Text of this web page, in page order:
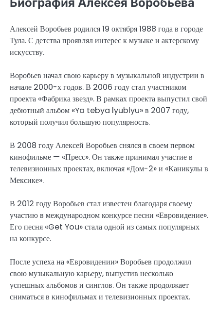
Алексей Воробьев родился 19 октября 1988 года в городе
Тула. С детства проявлял интерес к музыке и актерскому
искусству.
Воробьев начал свою карьеру в музыкальной индустрии в
начале 2000-х годов. В 2006 году стал участником
проекта «Фабрика звезд». В рамках проекта выпустил свой
дебютный альбом «Ya tebya lyublyu» в 2007 году,
который получил большую популярность.
В 2008 году Алексей Воробьев снялся в своем первом
кинофильме — «Пресс». Он также принимал участие в
телевизионных проектах, включая «Дом-2» и «Каникулы в
Мексике».
В 2012 году Воробьев стал известен благодаря своему
участию в международном конкурсе песни «Евровидение».
Его песня «Get You» стала одной из самых популярных
на конкурсе.
После успеха на «Евровидении» Воробьев продолжил
свою музыкальную карьеру, выпустив несколько
успешных альбомов и синглов. Он также продолжает
сниматься в кинофильмах и телевизионных проектах.